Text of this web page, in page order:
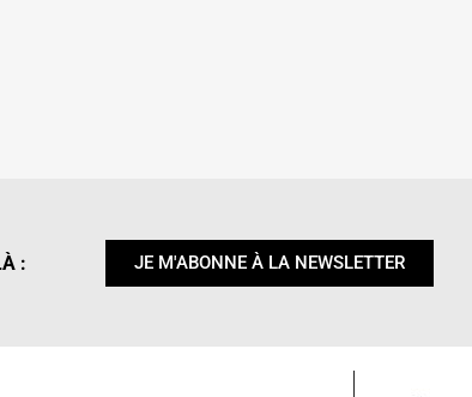
: JE M'ABONNE À LA NEWSLETTER